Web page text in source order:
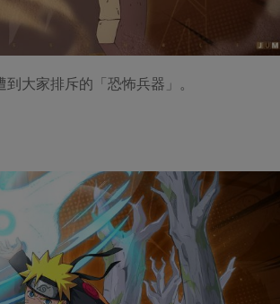
大家排斥的「恐怖兵器」。